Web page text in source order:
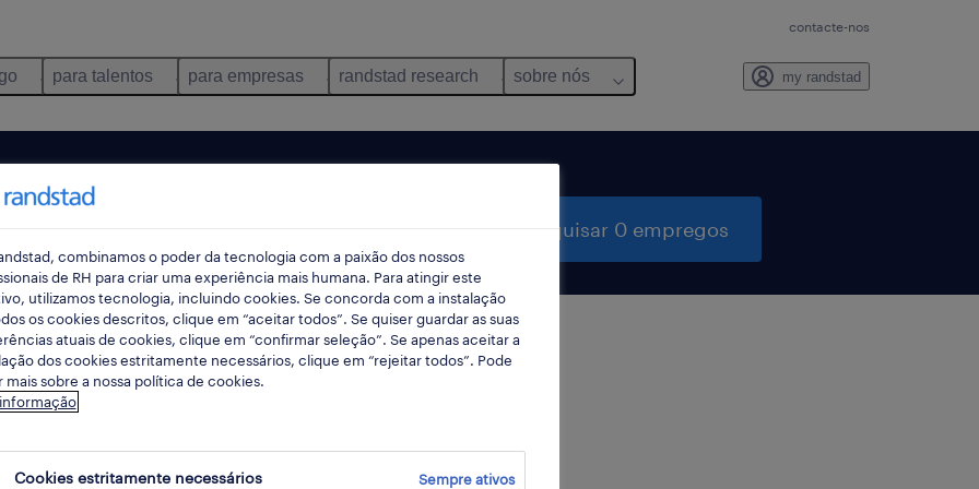
contacte-nos
para talentos para empresas randstad research sobre nós my randstad
pesquisar 0 empregos
resultados para a sua pesquisa.
combinamos o poder da tecnologia com a paixão dos nossos
de RH para criar uma experiência mais humana. Para atingir este
utilizamos tecnologia, incluindo cookies. Se concorda com a instalação
os cookies descritos, clique em “aceitar todos”. Se quiser guardar as suas
atuais de cookies, clique em “confirmar seleção”. Se apenas aceitar a
dos cookies estritamente necessários, clique em “rejeitar todos”. Pode
mais sobre a nossa política de cookies.
Cookies estritamente necessários Sempre ativos